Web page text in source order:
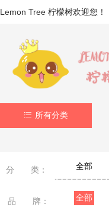
Lemon Tree 柠檬树欢迎您！
所有分类
分 类： 全部
品 牌： 全部